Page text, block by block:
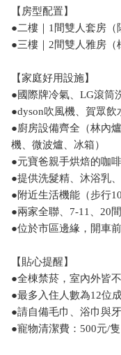
【房型配置】
●二樓｜1間雙人套房（
●三樓｜2間雙人雅房（
【家庭好用設施】
●國際牌冷氣、LG滾筒
●dyson吹風機、賀眾飲
●廚房設備齊全（林內
機、微波爐、冰箱）
●元寶爸親手烘焙的咖
●提供洗髮精、沐浴乳
●附近生活機能（步行
●兩家全聯、7-11、20
●位於市區邊緣，開車
【貼心提醒】
●全棟禁菸，室內外皆
●最多入住人數為12位
●請自備毛巾、浴巾與
●寵物清潔費：500元/隻